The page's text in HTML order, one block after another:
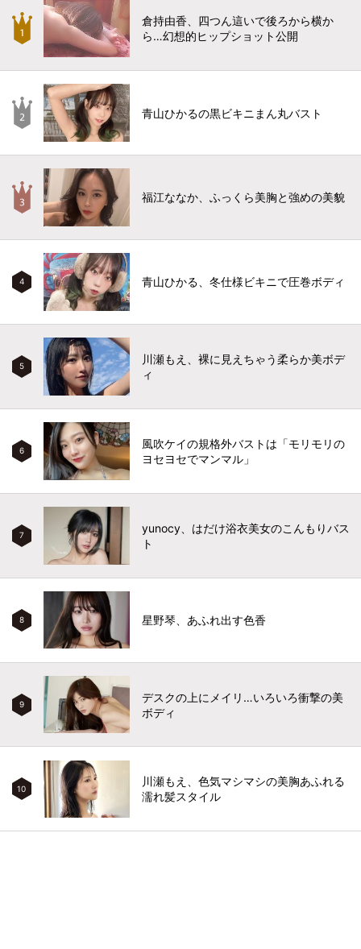
倉持由香、四つん這いで後ろから横か
ら…幻想的ヒップショット公開
青山ひかるの黒ビキニまん丸バスト
福江ななか、ふっくら美胸と強めの美貌
4 青山ひかる、冬仕様ビキニで圧巻ボディ
5
川瀬もえ、裸に見えちゃう柔らか美ボデ
ィ
6
風吹ケイの規格外バストは「モリモリの
ヨセヨセでマンマル」
7
yunocy、はだけ浴衣美女のこんもりバス
ト
8 星野琴、あふれ出す色香
9
デスクの上にメイリ…いろいろ衝撃の美
ボディ
10
川瀬もえ、色気マシマシの美胸あふれる
濡れ髪スタイル